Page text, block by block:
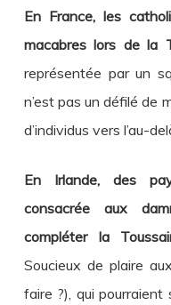
En France, les
macabres lors de la
représentée par un
n’est pas un défilé de
d’individus vers l’au-
En Irlande, des
consacrée aux
compléter la
Soucieux de plaire
faire ?), qui